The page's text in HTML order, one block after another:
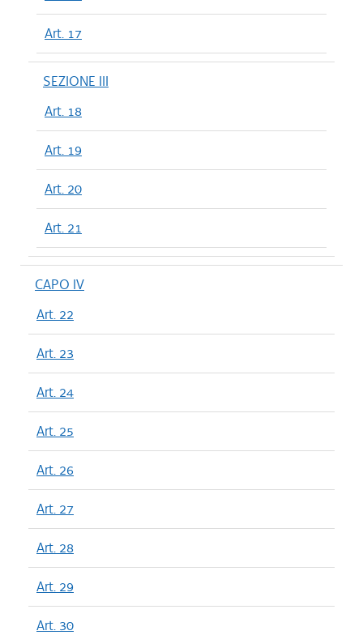
Art. 17
SEZIONE III
Art. 18
Art. 19
Art. 20
Art. 21
CAPO IV
Art. 22
Art. 23
Art. 24
Art. 25
Art. 26
Art. 27
Art. 28
Art. 29
Art. 30